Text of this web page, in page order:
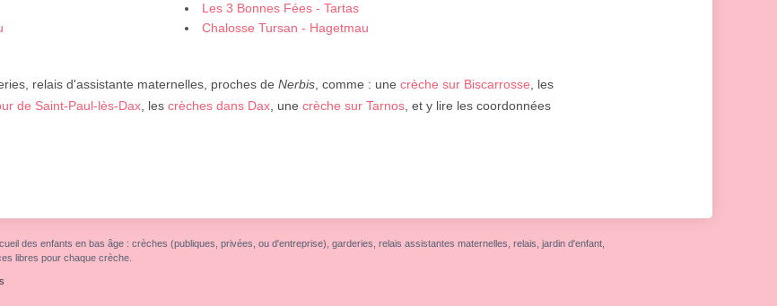
Les 3 Bonnes Fées - Tartas
Chalosse Tursan - Hagetmau
relais d'assistante maternelles, proches de Nerbis , comme : une crèche sur Biscarrosse , les
de Saint-Paul-lès-Dax , les crèches dans Dax , une crèche sur Tarnos , et y lire les coordonnées
des enfants en bas âge : crèches (publiques, privées, ou d'entreprise), garderies, relais assistantes maternelles, relais, jardin d'enfant,
libres pour chaque crèche.